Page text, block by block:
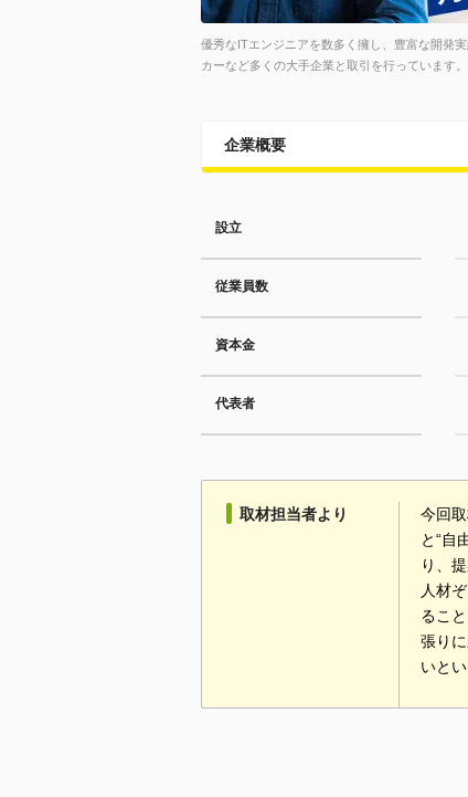
優秀なITエンジニアを数多く擁し、豊富な開発
カーなど多くの大手企業と取引を行っています。
企業概要
設立
従業員数
資本金
代表者
取材担当者より
今回
と“自
り、
人材
るこ
張り
いと